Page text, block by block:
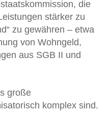
die
stärker zu
zu gewähren – etwa
von Wohngeld,
aus SGB II und
große
komplex sind.